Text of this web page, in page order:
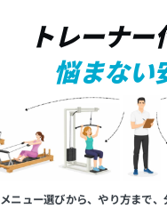
トレーナー
悩まない
メニュー選びから、やり方まで、